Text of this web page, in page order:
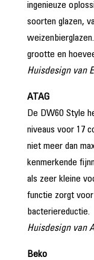
ingenieuze
soorten glazen,
grootte en
Huisdesign van
ATAG
De DW60 Style
niveaus voor 17
niet meer dan
kenmerkende
als zeer kleine
functie zorgt
bacteriereductie.
Huisdesign van
Beko